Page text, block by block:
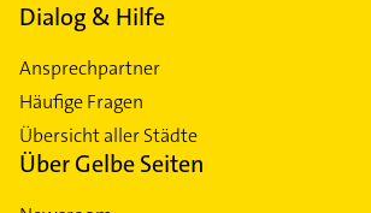
Dialog & Hilfe
Ansprechpartner
Häufige Fragen
Übersicht aller Städte
Über Gelbe Seiten